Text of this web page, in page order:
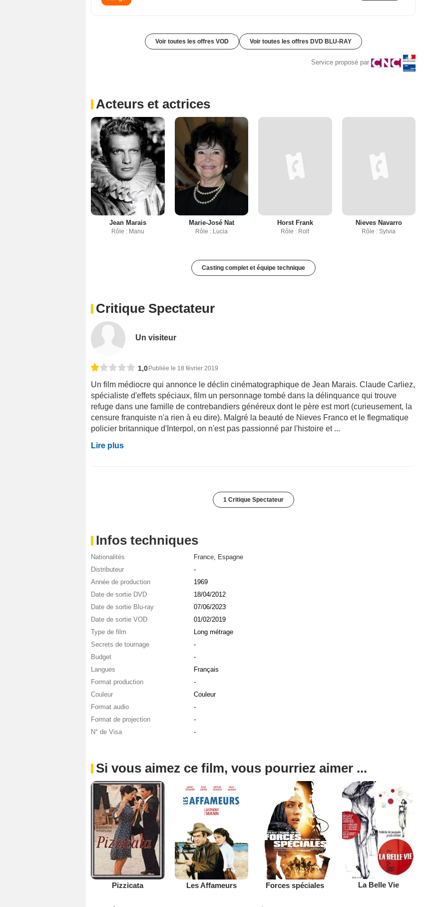
Voir toutes les offres VOD Voir toutes les offres DVD BLU-RAY
Service proposé par
Acteurs et actrices
Jean Marais
Rôle : Manu
Marie-José Nat
Rôle : Lucia
Horst Frank
Rôle : Rolf
Nieves Navarro
Rôle : Sylvia
Casting complet et équipe technique
Critique Spectateur
Un visiteur
1,0 Publiée le 18 février 2019
Un film médiocre qui annonce le déclin cinématographique de Jean Marais. Claude Carliez,
spécialiste d'effets spéciaux, film un personnage tombé dans la délinquance qui trouve
refuge dans une famille de contrebandiers généreux dont le père est mort (curieusement, la
censure franquiste n'a rien à eu dire). Malgré la beauté de Nieves Franco et le flegmatique
policier britannique d'Interpol, on n'est pas passionné par l'histoire et ...
Lire plus
1 Critique Spectateur
Infos techniques
Nationalités France, Espagne
Distributeur
-
Année de production
1969
Date de sortie DVD
18/04/2012
Date de sortie Blu-ray
07/06/2023
Date de sortie VOD
01/02/2019
Type de film
Long métrage
Secrets de tournage
-
Budget
-
Langues
Français
Format production
-
Couleur
Couleur
Format audio
-
Format de projection
-
N° de Visa
-
Si vous aimez ce film, vous pourriez aimer ...
Pizzicata Les Affameurs Forces spéciales La Belle Vie